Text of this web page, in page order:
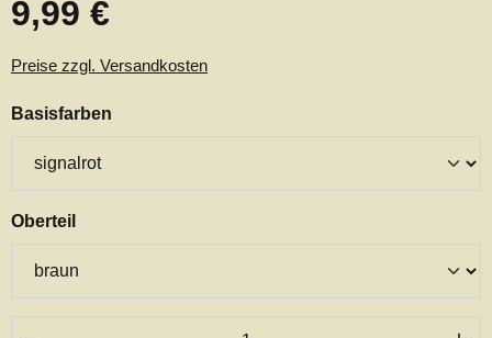
Regulärer Preis:
9,99 €
Preise zzgl. Versandkosten
Basisfarben
Oberteilauswählen
Produkt Anzahl: Gib den gewünschten